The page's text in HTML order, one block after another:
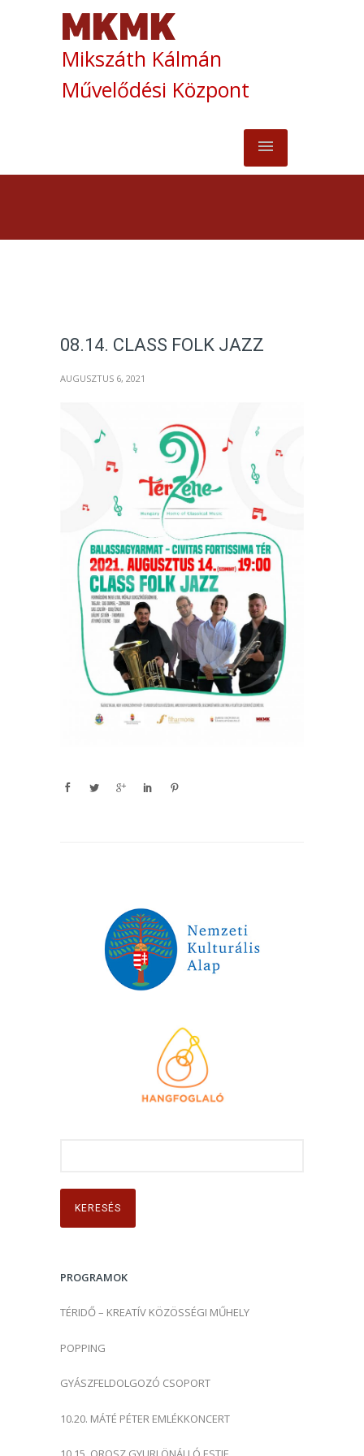
Mikszáth Kálmán
Művelődési Központ
08.14. CLASS FOLK JAZZ
AUGUSZTUS 6, 2021
r
s
:PROGRAMOK
TÉRIDŐ – KREATÍV KÖZÖSSÉGI MŰHELY
POPPING
GYÁSZFELDOLGOZÓ CSOPORT
10.20. MÁTÉ PÉTER EMLÉKKONCERT